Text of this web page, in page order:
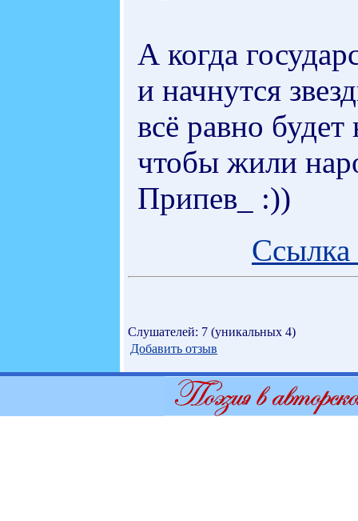
А когда
и начнутся
всё равно
чтобы жили
Припев_ :))
Ссылка
Слушателей: 7 (уникальных 4)
Добавить отзыв